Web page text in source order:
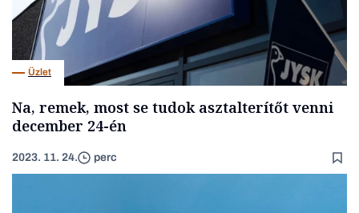
Üzlet
Na, remek, most se tudok asztalterítőt venni
december 24-én
2023. 11. 24. perc